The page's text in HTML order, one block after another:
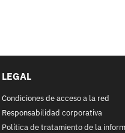
LEGAL
Condiciones de acceso a la red
Responsabilidad corporativa
Política de tratamiento de la